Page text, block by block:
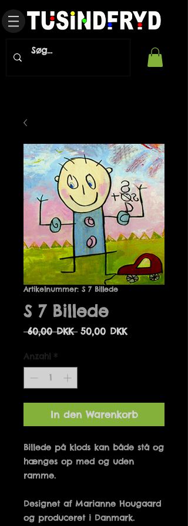
Artikelnummer: S 7 Billede
S 7 Billede
60,00 DKK Standardpreis
50,00 DKKSale-
Anzahl *
In den Warenkorb
Billede på klods kan både stå og
hænges op med og uden
Designet af Marianne Hougaard